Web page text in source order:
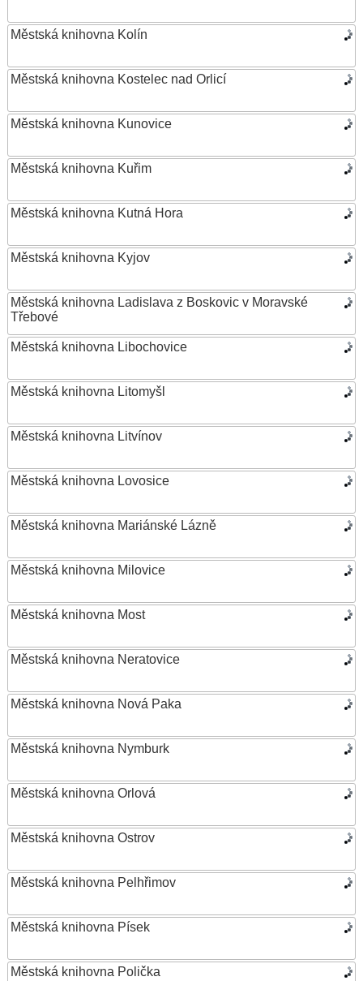
Městská knihovna Kolín
Městská knihovna Kostelec nad Orlicí
Městská knihovna Kunovice
Městská knihovna Kuřim
Městská knihovna Kutná Hora
Městská knihovna Kyjov
Městská knihovna Ladislava z Boskovic v Moravské
Třebové
Městská knihovna Libochovice
Městská knihovna Litomyšl
Městská knihovna Litvínov
Městská knihovna Lovosice
Městská knihovna Mariánské Lázně
Městská knihovna Milovice
Městská knihovna Most
Městská knihovna Neratovice
Městská knihovna Nová Paka
Městská knihovna Nymburk
Městská knihovna Orlová
Městská knihovna Ostrov
Městská knihovna Pelhřimov
Městská knihovna Písek
Městská knihovna Polička